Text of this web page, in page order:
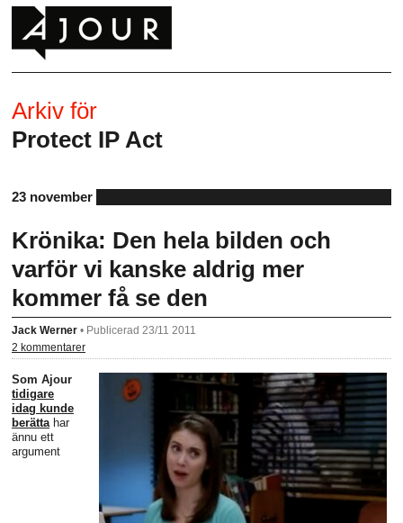
Arkiv för
Protect IP Act
23 november
Krönika: Den hela bilden och
varför vi kanske aldrig mer
kommer få se den
Jack Werner • Publicerad 23/11 2011
2 kommentarer
Som Ajour
tidigare
idag kunde
berättahar
ännu ett
argument